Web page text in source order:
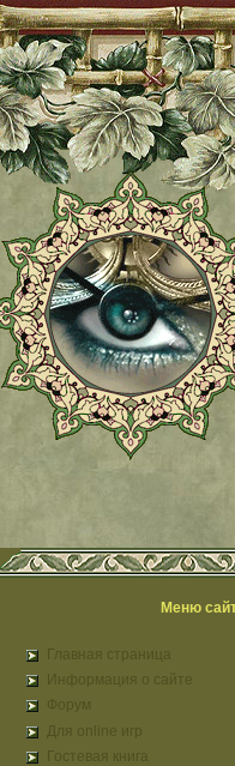
Меню
Главная страница
Информация о сайте
Форум
Для online игр
Гостевая книга